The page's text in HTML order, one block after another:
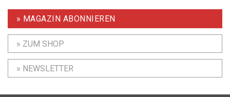
» MAGAZIN ABONNIEREN
» ZUM SHOP
» NEWSLETTER